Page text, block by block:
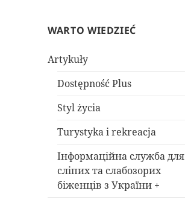
WARTO WIEDZIEĆ
Artykuły
Dostępność Plus
Styl życia
Turystyka i rekreacja
Інформаційна служба для
сліпих та слабозорих
біженців з України +